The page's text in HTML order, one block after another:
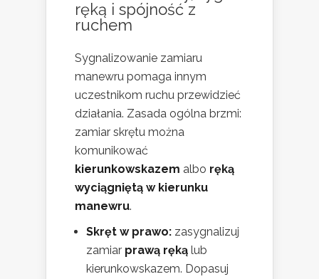
ręką i spójność z
ruchem
Sygnalizowanie zamiaru
manewru pomaga innym
uczestnikom ruchu przewidzieć
działania. Zasada ogólna brzmi:
zamiar skrętu można
komunikować
kierunkowskazem albo ręką
wyciągniętą w kierunku
manewru.
Skręt w prawo: zasygnalizuj
zamiar prawą ręką lub
kierunkowskazem. Dopasuj